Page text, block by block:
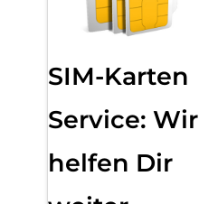
SIM-Karten
Service: Wir
helfen Dir